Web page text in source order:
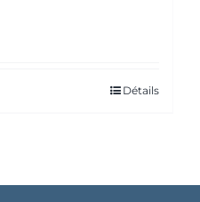
Détails